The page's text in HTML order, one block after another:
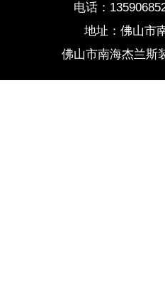
电话：
地址：佛山市
佛山市南海杰兰